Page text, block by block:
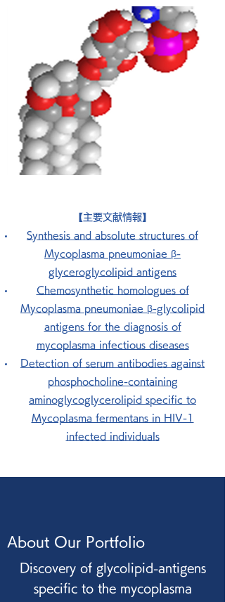
【主要文献情報】
Synthesis and absolute structures of
Mycoplasma pneumoniae β-
glyceroglycolipid antigens
Chemosynthetic homologues of
Mycoplasma pneumoniae β-glycolipid
antigens for the diagnosis of
mycoplasma infectious diseases
Detection of serum antibodies against
phosphocholine-containing
aminoglycoglycerolipid specific to
Mycoplasma fermentans in HIV-1
infected individuals
About Our Portfolio
Discovery of glycolipid-antigens
specific to the mycoplasma